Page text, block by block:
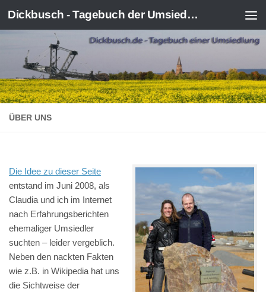
Zum Inhalt springen Dickbusch - Tagebuch der Umsiedlung von Kerpen-Manheim
ÜBER UNS
Die Idee zu dieser Seite
entstand im Juni 2008, als
Claudia und ich im Internet
nach Erfahrungsberichten
ehemaliger Umsiedler
suchten – leider vergeblich.
Neben den nackten Fakten
wie z.B. in Wikipedia hat uns
die Sichtweise der